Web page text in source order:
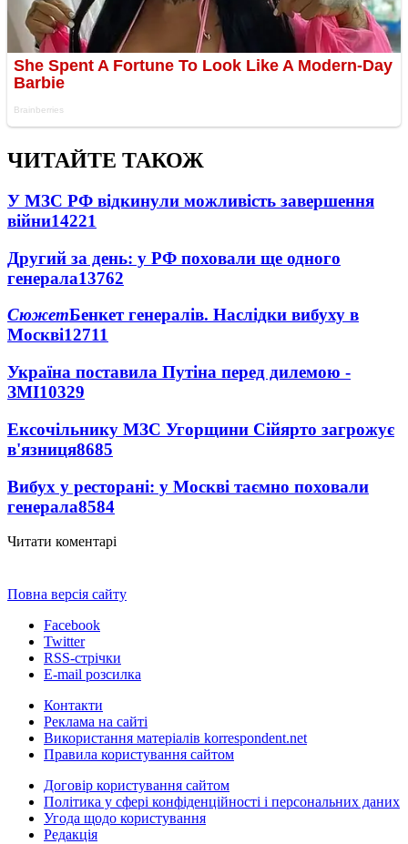
ЧИТАЙТЕ ТАКОЖ
У МЗС РФ відкинули можливість завершення
війни14221
Другий за день: у РФ поховали ще одного
генерала13762
СюжетБенкет генералів. Наслідки вибуху в
Москві12711
Україна поставила Путіна перед дилемою -
ЗМІ10329
Ексочільнику МЗС Угорщини Сійярто загрожує
в'язниця8685
Вибух у ресторані: у Москві таємно поховали
генерала8584
Читати коментарі
Повна версія сайту
Facebook
Twitter
RSS-стрічки
E-mail розсилка
Контакти
Реклама на сайті
Використання матеріалів korrespondent.net
Правила користування сайтом
Договір користування сайтом
Політика у сфері конфіденційності і персональних даних
Угода щодо користування
Редакція